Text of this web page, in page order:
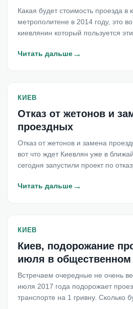
Какая будет стоимость проезда в
метрополитене в 2014 году, это
киевлянин который пользуется
Читать дальше→
КИЕВ
Отказ от жетонов и
проездных
Отказ от жетонов и замена
вот что ждет Киевлян уже в
сегодня запустили проект по
Читать дальше→
КИЕВ
Киев, подорожание
июля в общественном
Встречаем очередные не очень
июля 2017 года подорожает
транспорте на 1 гривну. Сколько